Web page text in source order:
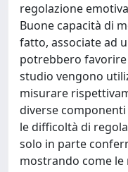
regolazione
Buone capacità di
fatto, associate ad
potrebbero
studio vengono
misurare
diverse
le difficoltà di
solo in parte
mostrando come